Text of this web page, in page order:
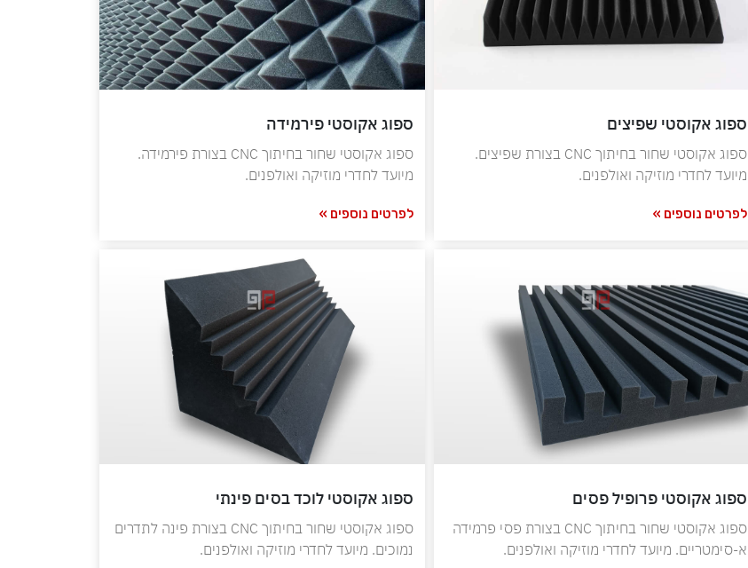
ספוג אקוסטי שפיצים
ספוג אקוסטי שחור בחיתוך CNC בצורת שפיצים.
מיועד לחדרי מוזיקה ואולפנים.
לפרטים נוספים »
ספוג אקוסטי פירמידה
ספוג אקוסטי שחור בחיתוך CNC בצורת פירמידה.
מיועד לחדרי מוזיקה ואולפנים.
לפרטים נוספים »
ספוג אקוסטי פרופיל פסים
ספוג אקוסטי שחור בחיתוך CNC בצורת פסי פרמידה
א-סימטריים. מיועד לחדרי מוזיקה ואולפנים.
ספוג אקוסטי לוכד בסים פינתי
ספוג אקוסטי שחור בחיתוך CNC בצורת פינה לתדרים
נמוכים. מיועד לחדרי מוזיקה ואולפנים.